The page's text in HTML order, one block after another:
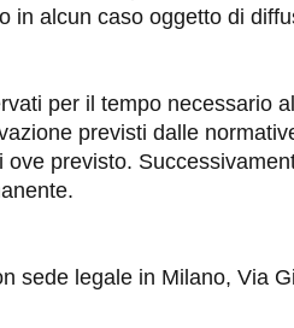
in alcun caso oggetto di
per il tempo necessario
previsti dalle
previsto.
sede legale in Milano, Via